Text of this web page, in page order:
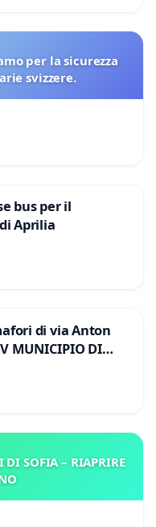
per la sicurezza
svizzere.
bus per il
Aprilia
di via Anton
MUNICIPIO DI
DI SOFIA – RIAPRIRE